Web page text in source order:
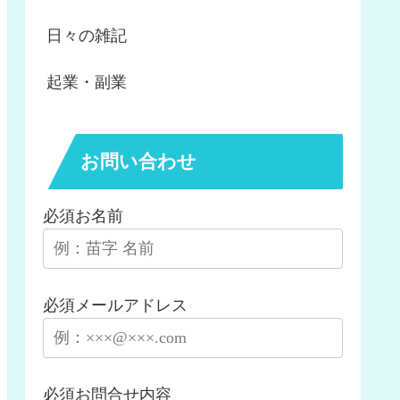
日々の雑記
起業・副業
お問い合わせ
必須お名前
必須 メールアドレス
必須お問合せ内容